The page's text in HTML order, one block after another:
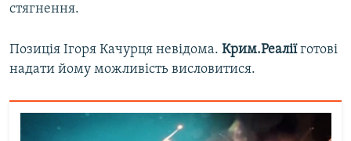
стягнення.
Позиція Ігоря Качурця невідома. Крим.Реаліїготові
надати йому можливість висловитися.